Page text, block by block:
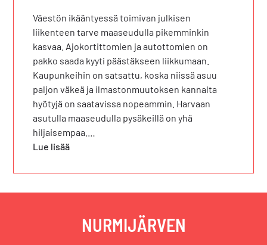
Väestön ikääntyessä toimivan julkisen
liikenteen tarve maaseudulla pikemminkin
kasvaa. Ajokortittomien ja autottomien on
pakko saada kyyti päästäkseen liikkumaan.
Kaupunkeihin on satsattu, koska niissä asuu
paljon väkeä ja ilmastonmuutoksen kannalta
hyötyjä on saatavissa nopeammin. Harvaan
asutulla maaseudulla pysäkeillä on yhä
hiljaisempaa.…
Lue lisää
NURMIJÄRVEN